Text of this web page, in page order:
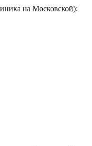
на Московской):